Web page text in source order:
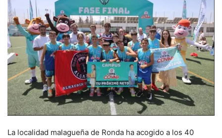
La localidad malagueña de Ronda ha acogido a los 40